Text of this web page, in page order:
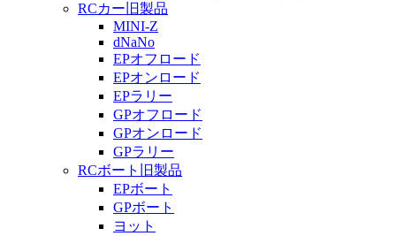
RCカー旧製品
MINI-Z
dNaNo
EPオフロード
EPオンロード
EPラリー
GPオフロード
GPオンロード
GPラリー
RCボート旧製品
EPボート
GPボート
ヨット